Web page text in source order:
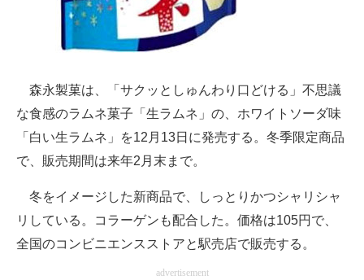
マーケ×ITの今がよく分かる
ITエンジニア向け専門サイト
企業向けIT製品の総合サイト
IT製品の技術・比較・事例
製造業のIT導入・活用を支援
モノづくり技術者専門サイト
エレクトロニクス専門サイト
森永製菓は、「サクッとしゅんわり口どける」不思議
な食感のラムネ菓子「生ラムネ」の、ホワイトソーダ味
「白い生ラムネ」を12月13日に発売する。冬季限定商品
で、販売期間は来年2月末まで。
冬をイメージした新商品で、しっとりかつシャリシャ
リしている。コラーゲンも配合した。価格は105円で、
全国のコンビニエンスストアと駅売店で販売する。
advertisement